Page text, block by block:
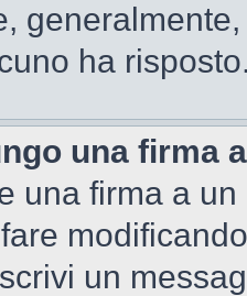
ha
una firma
una firma a
un